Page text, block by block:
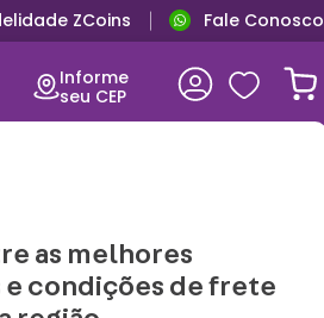
ZCoins Fale Conosco
Informe
seu CEP
as melhores
e condições de frete
no carrinho e
na 1a compra.
Copiar